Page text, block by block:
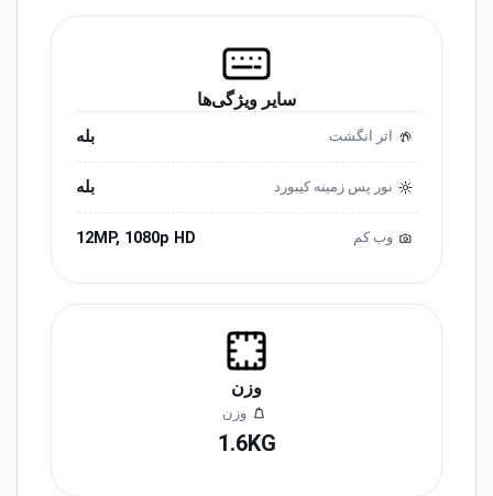
سایر ویژگی‌ها
اثر انگشت بله
نور پس زمینه کیبورد بله
وب کم 12MP, 1080p HD
وزن
وزن
1.6KG